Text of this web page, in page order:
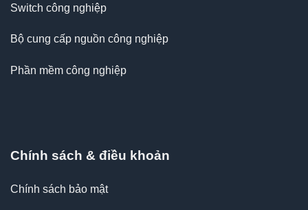
Switch công nghiệp
Bộ cung cấp nguồn công nghiệp
Phần mềm công nghiệp
Chính sách & điều khoản
Chính sách bảo mật